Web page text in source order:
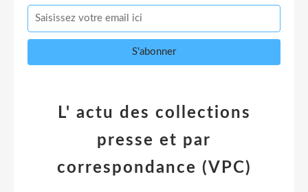
L' actu des collections
presse et par
correspondance (VPC)